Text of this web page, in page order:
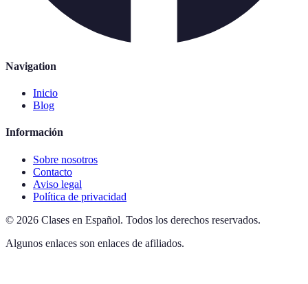
Navigation
Inicio
Blog
Información
Sobre nosotros
Contacto
Aviso legal
Política de privacidad
© 2026 Clases en Español. Todos los derechos reservados.
Algunos enlaces son enlaces de afiliados.